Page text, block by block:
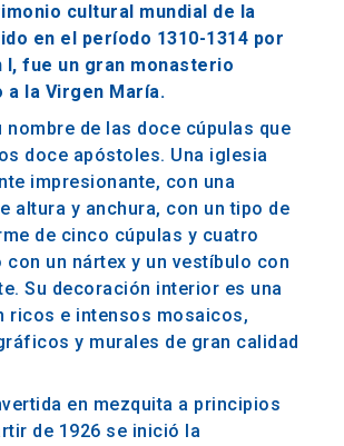
cultural mundial de la
en el período 1310-1314 por
fue un gran monasterio
a la Virgen María.
nombre de las doce cúpulas que
doce apóstoles. Una iglesia
impresionante, con una
altura y anchura, con un tipo de
de cinco cúpulas y cuatro
un nártex y un vestíbulo con
Su decoración interior es una
ricos e intensos mosaicos,
y murales de gran calidad
en mezquita a principios
de 1926 se inició la